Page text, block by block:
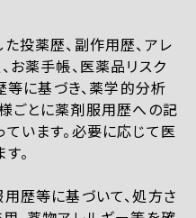
投薬歴、副作用歴、アレ
お薬手帳、医薬品リスク
等に基づき、薬学的分析
ごとに薬剤服用歴への記
います。必要に応じて医
。
歴等に基づいて、処方さ